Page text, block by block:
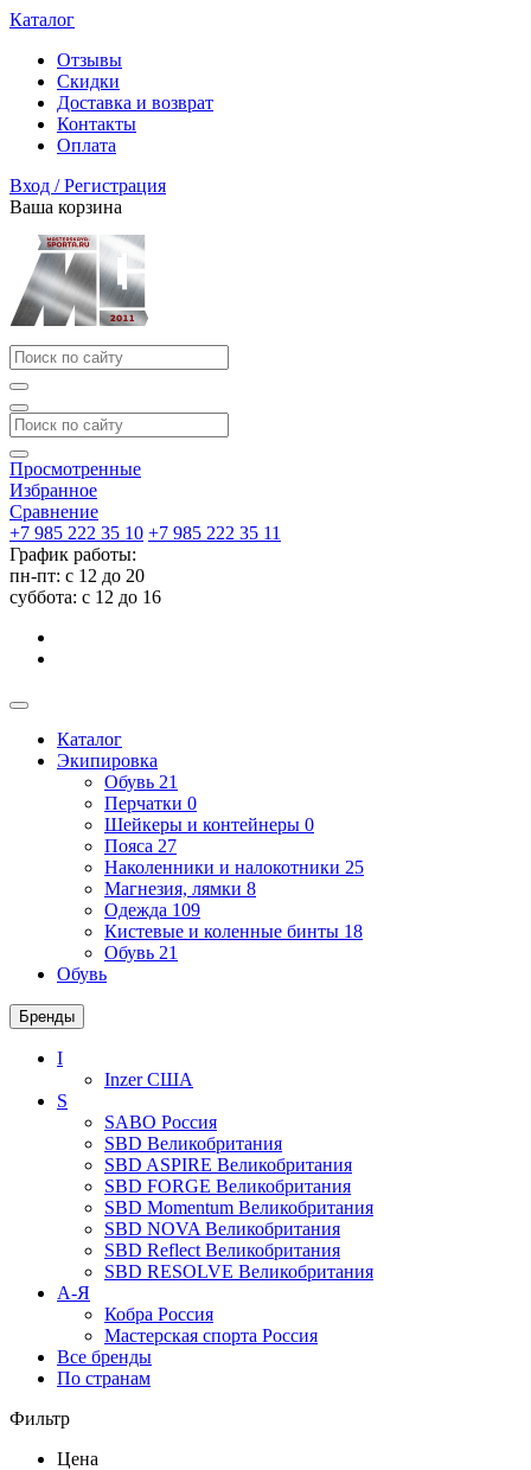
Каталог
Отзывы
Скидки
Доставка и возврат
Контакты
Оплата
Вход / Регистрация
Ваша корзина
Просмотренные
Избранное
Сравнение
+7 985 222 35 10 +7 985 222 35 11
График работы:
пн-пт: с 12 до 20
суббота: c 12 до 16
Каталог
Экипировка
Обувь 21
Перчатки 0
Шейкеры и контейнеры 0
Пояса 27
Наколенники и налокотники 25
Магнезия, лямки 8
Одежда 109
Кистевые и коленные бинты 18
Обувь 21
Обувь
Бренды
I
InzerСША
S
SABO Россия
SBD Великобритания
SBD ASPIRE Великобритания
SBD FORGE Великобритания
SBD Momentum Великобритания
SBD NOVA Великобритания
SBD Reflect Великобритания
SBD RESOLVE Великобритания
А-Я
Кобра Россия
Мастерская спорта Россия
Все бренды
По странам
Фильтр
Цена